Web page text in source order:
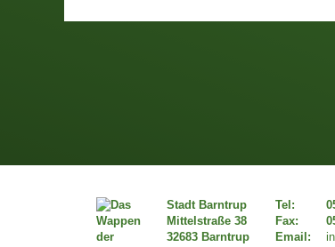
Stadt Barntrup
Mittelstraße 38
32683 Barntrup
Tel:
Fax:
Email: